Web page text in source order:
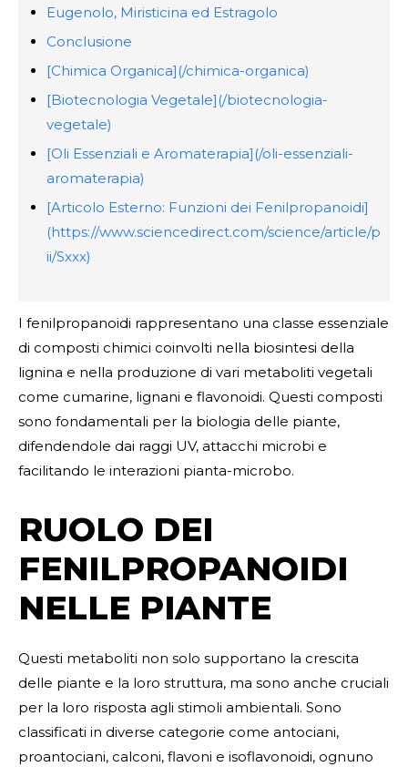
Eugenolo, Miristicina ed Estragolo
Conclusione
[Chimica Organica](/chimica-organica)
[Biotecnologia Vegetale](/biotecnologia-
vegetale)
[Oli Essenziali e Aromaterapia](/oli-essenziali-
aromaterapia)
[Articolo Esterno: Funzioni dei Fenilpropanoidi]
(https://www.sciencedirect.com/science/article/p
ii/Sxxx)
I fenilpropanoidi rappresentano una classe essenziale
di composti chimici coinvolti nella biosintesi della
lignina e nella produzione di vari metaboliti vegetali
come cumarine, lignani e flavonoidi. Questi composti
sono fondamentali per la biologia delle piante,
difendendole dai raggi UV, attacchi microbi e
facilitando le interazioni pianta-microbo.
RUOLO DEI
FENILPROPANOIDI
NELLE PIANTE
Questi metaboliti non solo supportano la crescita
delle piante e la loro struttura, ma sono anche cruciali
per la loro risposta agli stimoli ambientali. Sono
classificati in diverse categorie come antociani,
proantociani, calconi, flavoni e isoflavonoidi, ognuno